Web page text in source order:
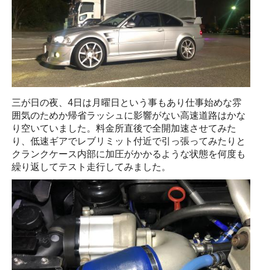
三が日の夜、4日は月曜日という事もあり仕事始めな雰
囲気のためか帰省ラッシュに影響がない高速道路はかな
り空いていました。料金所直後で全開加速させてみた
り、低速ギアでレブリミット付近で引っ張ってみたりと
クランクケース内部に加圧がかかるような状態を何度も
繰り返してテスト走行してみました。